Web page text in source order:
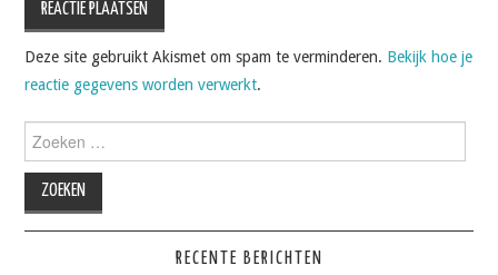
Deze site gebruikt Akismet om spam te verminderen. Bekijk hoe je
reactie gegevens worden verwerkt.
naar:
RECENTE BERICHTEN